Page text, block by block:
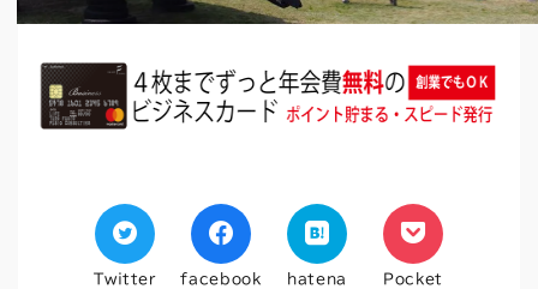
Twitter facebook hatena Pocket